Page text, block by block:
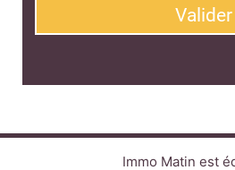
QUI SOMMES-NOUS ?